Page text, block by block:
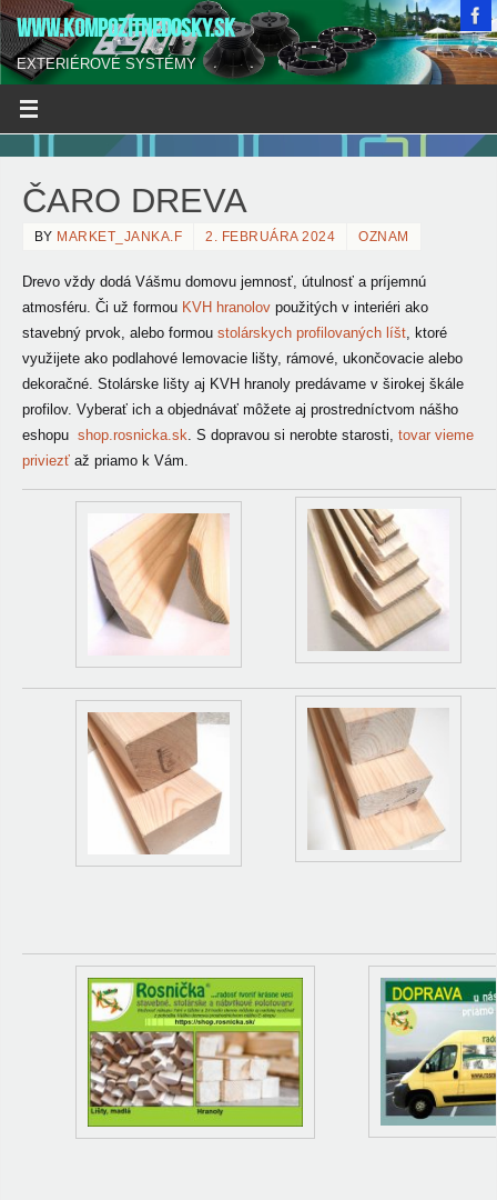
WWW.KOMPOZITNEDOSKY.SK
EXTERIÉROVÉ SYSTÉMY
ČARO DREVA
BY MARKET_JANKA.F 2. FEBRUÁRA 2024 OZNAM
Drevo vždy dodá Vášmu domovu jemnosť, útulnosť a príjemnú
atmosféru. Či už formou KVH hranolovpoužitých v interiéri ako
stavebný prvok, alebo formou stolárskych profilovaných líšt, ktoré
využijete ako podlahové lemovacie lišty, rámové, ukončovacie alebo
dekoračné. Stolárske lišty aj KVH hranoly predávame v širokej škále
profilov. Vyberať ich a objednávať môžete aj prostredníctvom nášho
eshopu shop.rosnicka.sk. S dopravou si nerobte starosti, tovar vieme
priviezťaž priamo k Vám.